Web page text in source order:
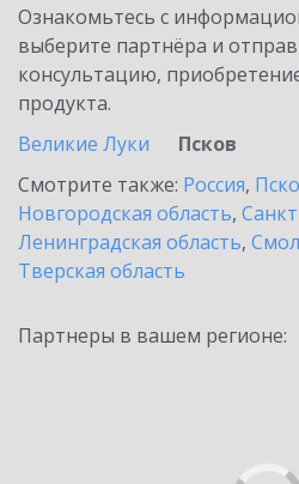
Ознакомьтесь с
выберите партнёра и
консультацию,
продукта.
Великие Луки
Псков
Смотрите также: Россия,
Новгородская область,
Ленинградская область,
Тверская область
Партнеры в вашем регионе: